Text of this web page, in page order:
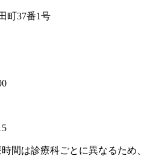
町37番1号
間は診療科ごとに異なるため、